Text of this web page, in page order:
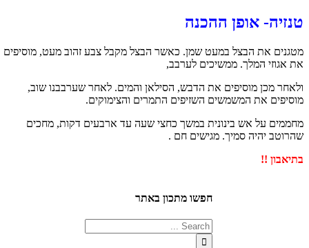
טנזיה- אופן ההכנה
מטגנים את הבצל במעט שמן. כאשר הבצל מקבל צבע זהוב מעט, מוסיפים
את אגוזי המלך. ממשיכים לערבב,
ולאחר מכן מוסיפים את הדבש, הסילאן והמים. לאחר שערבבנו שוב,
מוסיפים את המשמשים השזיפים התמרים והצימוקים.
מחממים על אש בינונית במשך כחצי שעה עד ארבעים דקות, מחכים
שהרוטב יהיה סמיך. מגישים חם .
בתיאבון !!
חפשו מתכון באתר